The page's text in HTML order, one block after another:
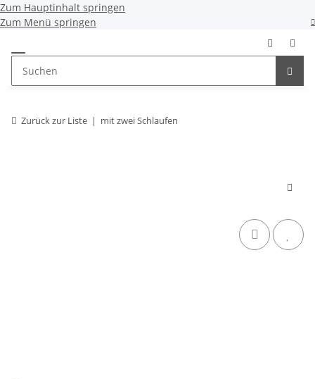
Zum Hauptinhalt springen
Zum Menü springen
Zurück zur Liste mit zwei Schlaufen